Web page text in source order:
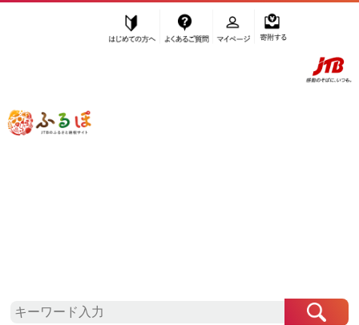
ふるぽ JTBのふるさと納税サイト